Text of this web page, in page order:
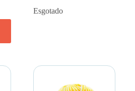
Esgotado